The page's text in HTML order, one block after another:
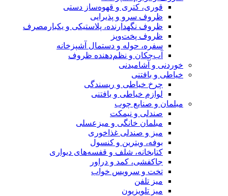
قوری، کتری و قهوه‌ساز دستی
ظروف سرو و پذیرایی
ظروف نگهدارنده، پلاستیکی و یکبارمصرف
ظروف پخت‌وپز
سفره، حوله و دستمال آشپزخانه
آب‌چکان و نظم‌دهنده ظروف
خوردنی و آشامیدنی
خیاطی و بافتنی
چرخ خیاطی و ریسندگی
لوازم خیاطی و بافتنی
مبلمان و صنایع چوب
صندلی و نیمکت
مبلمان خانگی و میزعسلی
میز و صندلی غذاخوری
بوفه، ویترین و کنسول
کتابخانه، شلف و قفسه‌های دیواری
جاکفشی، کمد و دراور
تخت و سرویس خواب
میز تلفن
میز تلویزیون